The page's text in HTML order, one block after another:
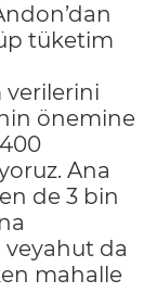
tüketim
verilerini
önemine
Ana
de 3 bin
da
mahalle